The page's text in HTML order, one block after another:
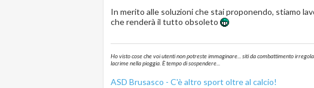
In merito alle soluzioni che stai proponendo, stiamo
che renderà il tutto obsoleto
Ho visto cose che voi utenti non potreste immaginare... siti da combattimento
lacrime nella pioggia. È tempo di sospendere...
ASD Brusasco - C'è altro sport oltre al calcio!